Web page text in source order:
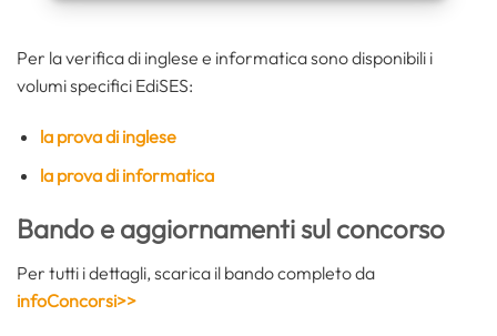
Per la verifica di inglese e informatica sono disponibili i
volumi specifici EdiSES:
la prova di inglese
la prova di informatica
Bando e aggiornamenti sul concorso
Per tutti i dettagli, scarica il bando completo da
infoConcorsi>>